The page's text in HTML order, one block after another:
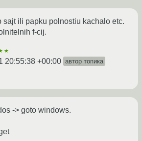
sajt ili papku polnostiu kachalo etc.
f-cij.
20:55:38 +00:00 автор топика
-> goto windows.